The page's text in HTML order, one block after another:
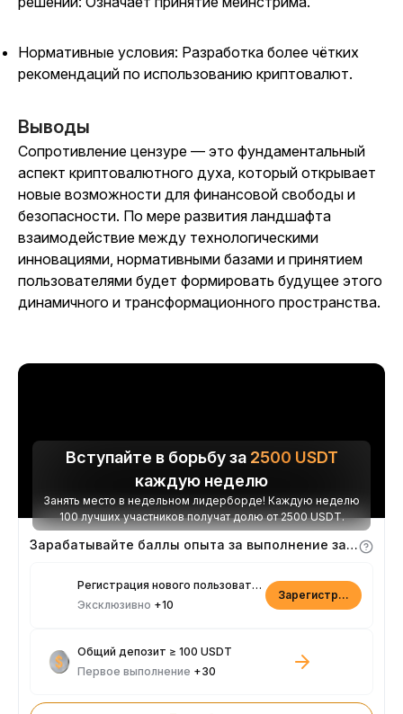
Нормативные условия: Разработка более чётких
рекомендаций по использованию криптовалют.
Выводы
Сопротивление цензуре — это фундаментальный
аспект криптовалютного духа, который открывает
новые возможности для финансовой свободы и
безопасности. По мере развития ландшафта
взаимодействие между технологическими
инновациями, нормативными базами и принятием
пользователями будет формировать будущее этого
динамичного и трансформационного пространства.
Вступайте в борьбу за 2500 USDT
каждую неделю
Занять место в недельном лидерборде! Каждую неделю
100 лучших участников получат долю от 2500 USDT.
Зарабатывайте баллы опыта за выполнение заданий
Регистрация нового пользователя
Эксклюзивно +10
Зарегистрироваться
Общий депозит ≥ 100 USDT
Первое выполнение +30